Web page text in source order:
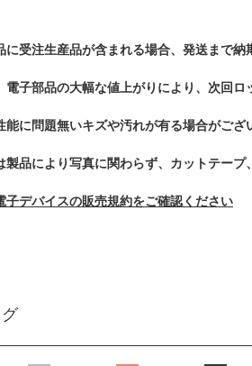
に受注生産品が含まれる場合、発送まで納
電子部品の大幅な値上がりにより、次回ロ
能に問題無いキズや汚れが有る場合がござ
製品により写真に関わらず、カットテー
子デバイスの販売規約をご確認ください